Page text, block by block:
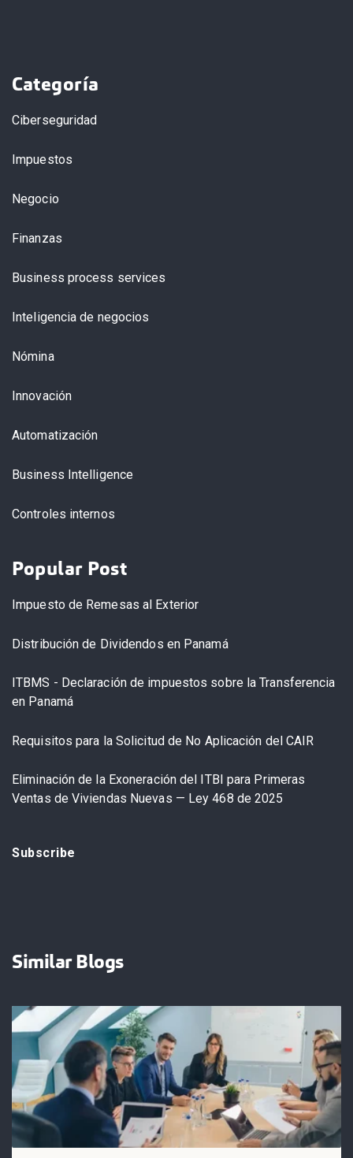
Categoría
Ciberseguridad
Impuestos
Negocio
Finanzas
Business process services
Inteligencia de negocios
Nómina
Innovación
Automatización
Business Intelligence
Controles internos
Popular Post
Impuesto de Remesas al Exterior
Distribución de Dividendos en Panamá
ITBMS - Declaración de impuestos sobre la Transferencia
en Panamá
Requisitos para la Solicitud de No Aplicación del CAIR
Eliminación de la Exoneración del ITBI para Primeras
Ventas de Viviendas Nuevas — Ley 468 de 2025
Subscribe
Similar Blogs